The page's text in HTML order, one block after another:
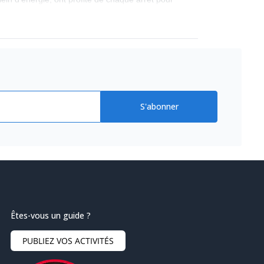
recommandons sans hésiter !
S'abonner
Êtes-vous un guide ?
PUBLIEZ VOS ACTIVITÉS